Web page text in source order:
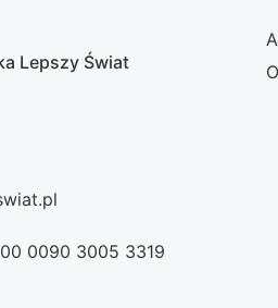
Lepszy Świat
0090 3005 3319